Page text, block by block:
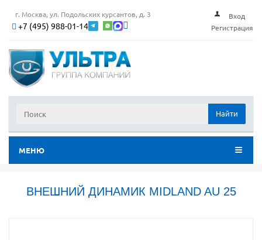
г. Москва, ул. Подольских курсантов, д. 3
+7 (495) 988-01-14
Вход
Регистрация
Найти
МЕНЮ
ВНЕШНИЙ ДИНАМИК MIDLAND AU 25